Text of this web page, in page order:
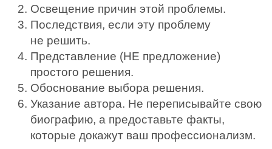
Освещение причин этой проблемы.
Последствия, если эту проблему
не решить.
Представление (НЕ предложение)
простого решения.
Обоснование выбора решения.
Указание автора. Не переписывайте свою
биографию, а предоставьте факты,
которые докажут ваш профессионализм.